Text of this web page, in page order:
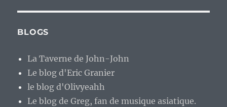
BLOGS
La Taverne de John-John
Le blog d'Eric Granier
le blog d'Olivyeahh
Le blog de Greg, fan de musique asiatique.